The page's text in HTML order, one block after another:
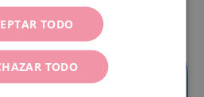
TODO
TODO